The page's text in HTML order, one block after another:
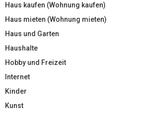
Haus kaufen (Wohnung kaufen)
Haus mieten (Wohnung mieten)
Haus und Garten
Haushalte
Hobby und Freizeit
Internet
Kinder
Kunst